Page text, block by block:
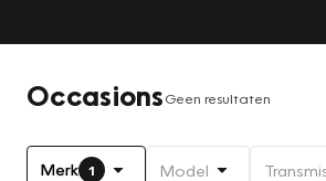
OccasionsGeen resultaten
Merk 1 Model